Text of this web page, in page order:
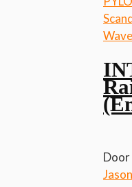
Door
Jason